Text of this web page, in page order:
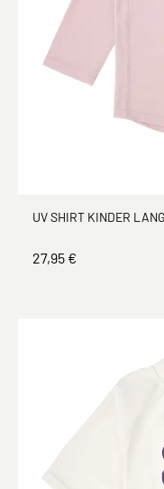
UV SHIRT KINDER
27,95 €